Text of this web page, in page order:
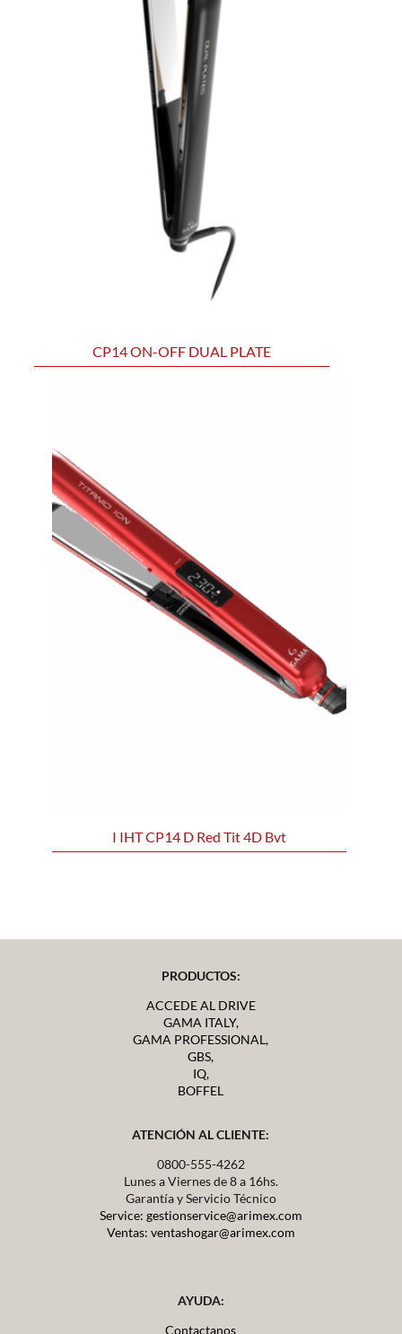
CP14 ON-OFF DUAL PLATE
I IHT CP14 D Red Tit 4D Bvt
PRODUCTOS:
ACCEDE AL DRIVE
GAMA ITALY,
GAMA PROFESSIONAL,
GBS,
IQ,
BOFFEL
ATENCIÓN AL CLIENTE:
0800-555-4262
Lunes a Viernes de 8 a 16hs.
Garantía y Servicio Técnico
Service: gestionservice@arimex.com
Ventas: ventashogar@arimex.com
AYUDA:
Contactanos